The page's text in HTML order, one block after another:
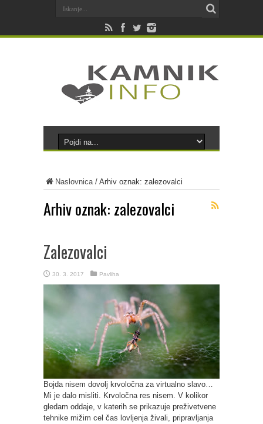
Naslovnica/ Arhiv oznak: zalezovalci
Arhiv oznak: zalezovalci
Zalezovalci
30. 3. 2017 Pavliha
Bojda nisem dovolj krvoločna za virtualno slavo…
Mi je dalo misliti. Krvoločna res nisem. V kolikor
gledam oddaje, v katerih se prikazuje preživetvene
tehnike mižim cel čas lovljenja živali, pripravljanja